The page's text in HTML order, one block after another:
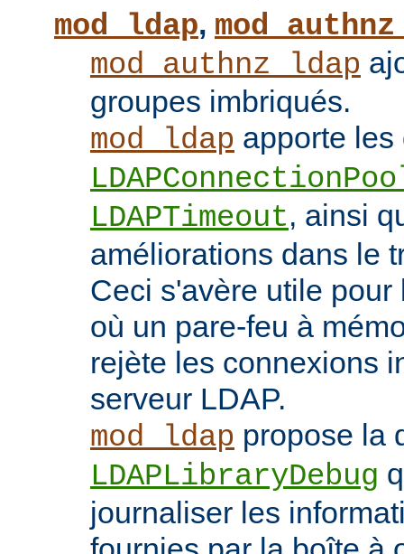
mod_ldap,
mod_authnz_ldap
groupes imbriqués.
mod_ldap apporte les
LDAPTimeout, ainsi
améliorations dans le
Ceci s'avère utile
où un pare-feu à
rejète les connexions
serveur LDAP.
mod_ldap propose la
LDAPLibraryDebug
journaliser les